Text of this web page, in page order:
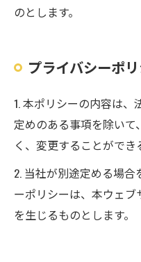
のとします。
プライバシーポ
1. 本ポリシーの内容は
定めのある事項を除い
く、変更することができ
2. 当社が別途定める場
ーポリシーは、本ウェ
を生じるものとします。